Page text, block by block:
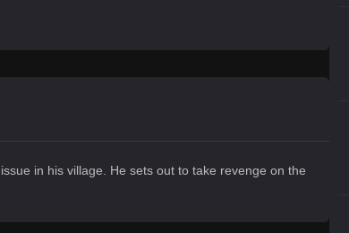
in his village. He sets out to take revenge on the